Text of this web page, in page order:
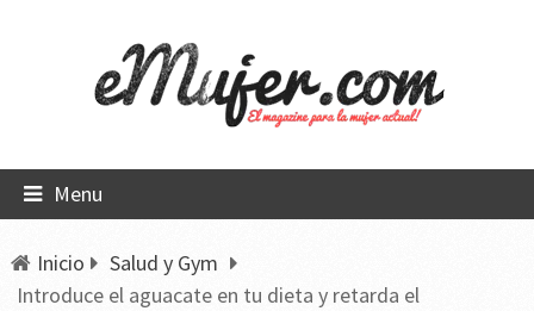
Menu
Inicio
Salud y Gym
Introduce el aguacate en tu dieta y retarda el